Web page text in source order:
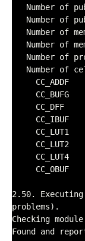
2.50. Executing
problems).
Checking
Found and